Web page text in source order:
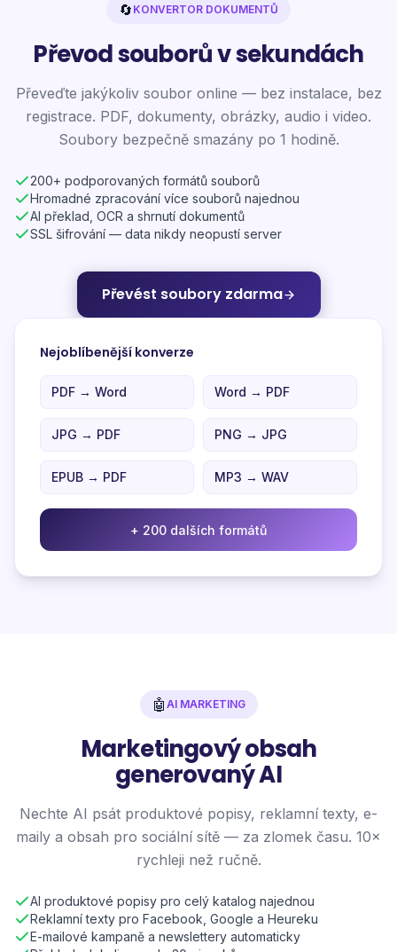
🔄 KONVERTOR DOKUMENTŮ
Převod souborů v sekundách
Převeďte jakýkoliv soubor online — bez instalace, bez
registrace. PDF, dokumenty, obrázky, audio i video.
Soubory bezpečně smazány po 1 hodině.
200+ podporovaných formátů souborů
Hromadné zpracování více souborů najednou
AI překlad, OCR a shrnutí dokumentů
SSL šifrování — data nikdy neopustí server
Převést soubory zdarma
Nejoblíbenější konverze
PDF → Word Word → PDF
JPG → PDF PNG → JPG
EPUB → PDF MP3 → WAV
+ 200 dalších formátů
🤖 AI MARKETING
Marketingový obsah
generovaný AI
Nechte AI psát produktové popisy, reklamní texty, e-
maily a obsah pro sociální sítě — za zlomek času. 10×
rychleji než ručně.
AI produktové popisy pro celý katalog najednou
Reklamní texty pro Facebook, Google a Heureku
E-mailové kampaně a newslettery automaticky